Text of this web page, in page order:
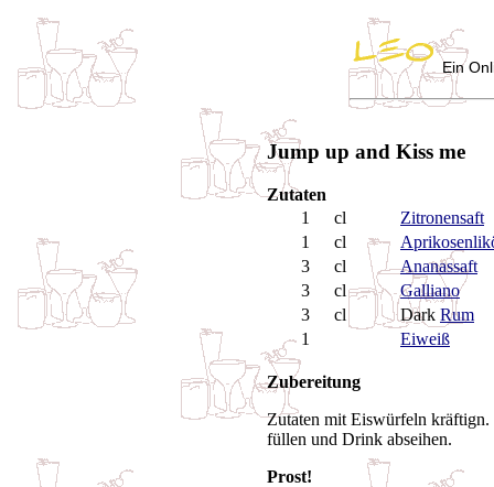
Ein
Jump up and Kiss me
Zutaten
1
cl
Zitronensaft
1
cl
3
cl
Ananassaft
3
cl
Galliano
3
cl Dark Rum
1
Eiweiß
Zubereitung
Zutaten mit Eiswürfeln kräftign.
füllen und Drink abseihen.
Prost!